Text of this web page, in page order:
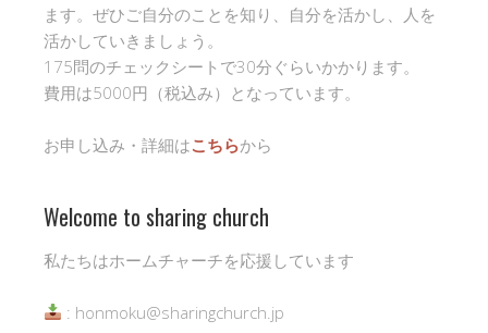
ます。ぜひご自分のことを知り、自分を活かし、人を
活かしていきましょう。
175問のチェックシートで30分ぐらいかかります。
費用は5000円（税込み）となっています。
お申し込み・詳細はこちらから
Welcome to sharing church
私たちはホームチャーチを応援しています
: honmoku@sharingchurch.jp